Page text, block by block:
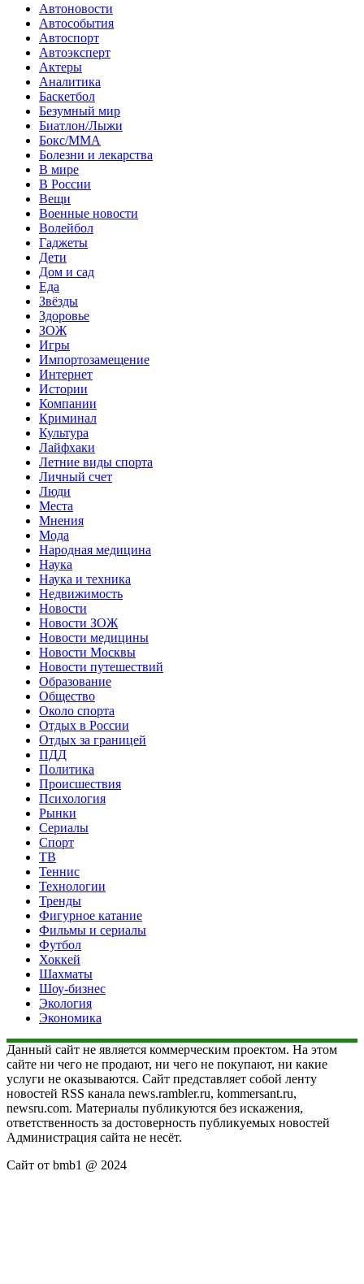
Автоновости
Автособытия
Автоспорт
Автоэксперт
Актеры
Аналитика
Баскетбол
Безумный мир
Биатлон/Лыжи
Бокс/MMA
Болезни и лекарства
В мире
В России
Вещи
Военные новости
Волейбол
Гаджеты
Дети
Дом и сад
Еда
Звёзды
Здоровье
ЗОЖ
Игры
Импортозамещение
Интернет
Истории
Компании
Криминал
Культура
Лайфхаки
Летние виды спорта
Личный счет
Люди
Места
Мнения
Мода
Народная медицина
Наука
Наука и техника
Недвижимость
Новости
Новости ЗОЖ
Новости медицины
Новости Москвы
Новости путешествий
Образование
Общество
Около спорта
Отдых в России
Отдых за границей
ПДД
Политика
Происшествия
Психология
Рынки
Сериалы
Спорт
ТВ
Теннис
Технологии
Тренды
Фигурное катание
Фильмы и сериалы
Футбол
Хоккей
Шахматы
Шоу-бизнес
Экология
Экономика
Данный сайт не является коммерческим проектом. На этом
сайте ни чего не продают, ни чего не покупают, ни какие
услуги не оказываются. Сайт представляет собой ленту
новостей RSS канала news.rambler.ru, kommersant.ru,
newsru.com. Материалы публикуются без искажения,
ответственность за достоверность публикуемых новостей
Администрация сайта не несёт.
Сайт от bmb1 @ 2024